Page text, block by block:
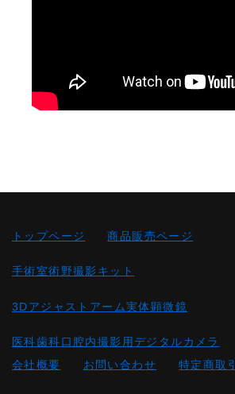
トップページ 商品販売ページ
手術室術野撮影キット
3Dアジャストアーム実体顕微鏡
医科歯科口腔内撮影用デジタルカメラ
会社概要
お問い合わせ 特定商取